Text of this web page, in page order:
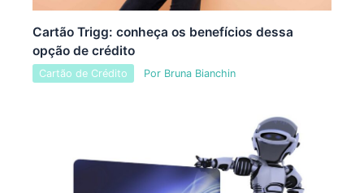
Cartão Trigg: conheça os benefícios dessa
opção de crédito
Cartão de Crédito Por Bruna Bianchin